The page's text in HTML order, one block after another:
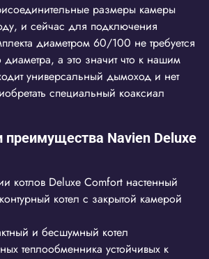
размеры камеры
и сейчас для подключения
диаметром 60/100 не требуется
диаметра, а это значит что к нашим
универсальный дымоход и нет
специальный коаксиал
преимущества Navien Deluxe
котлов Deluxe Comfort настенный
котел с закрытой камерой
и бесшумный котел
теплообменника устойчивых к